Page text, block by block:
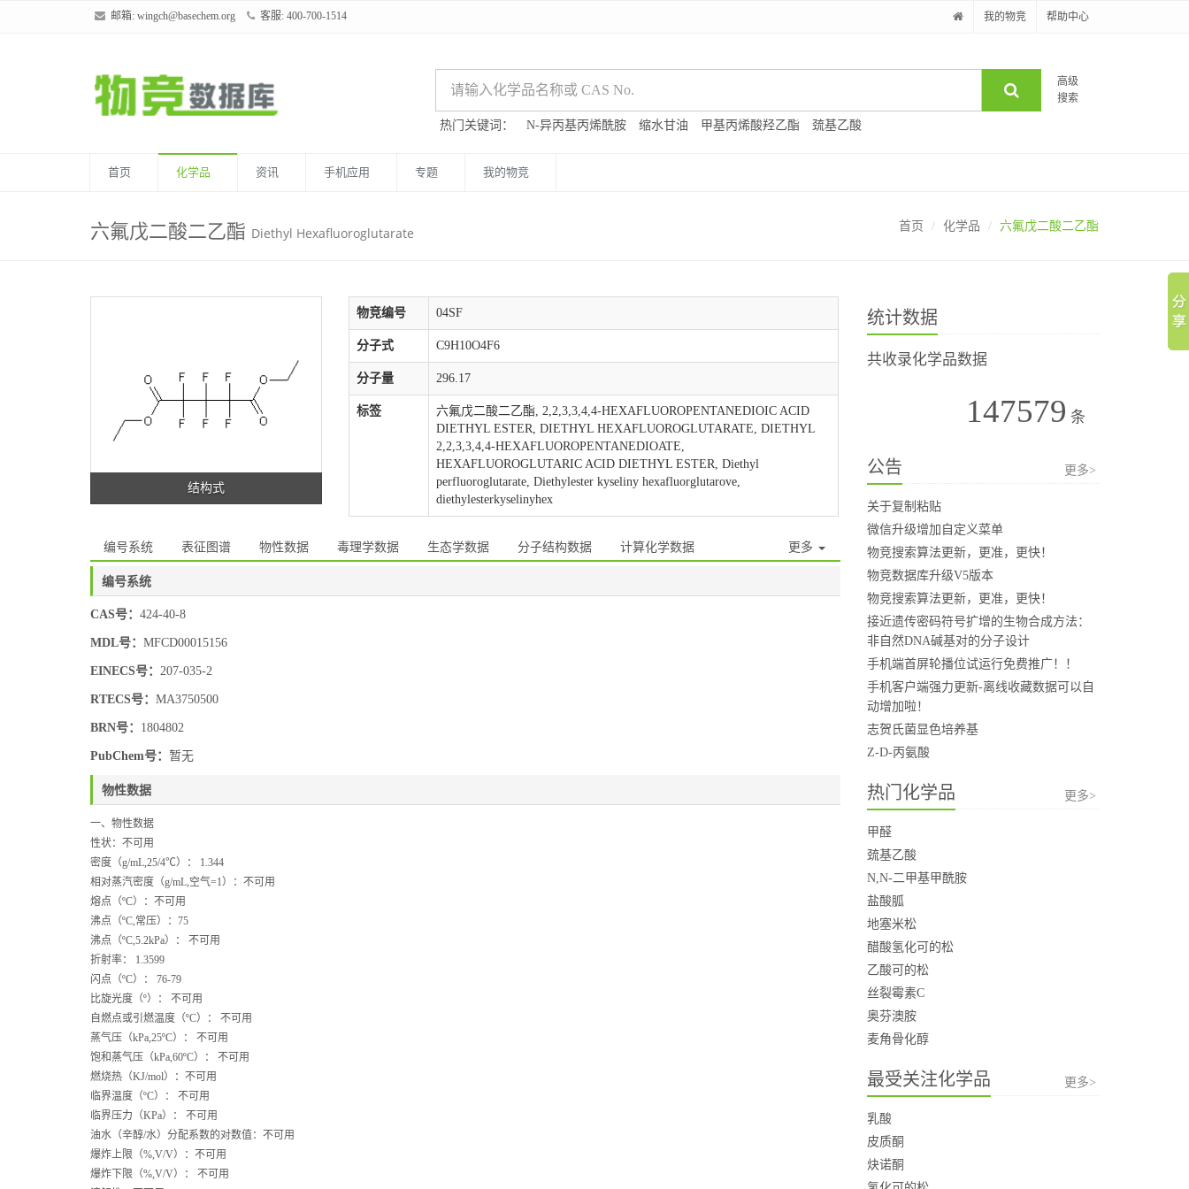
邮箱: wingch@basechem.org 客服: 400-700-1514 我的物竞 帮助中心
高级
搜索
热门关键词： N-异丙基丙烯酰胺 缩水甘油 甲基丙烯酸羟乙酯 巯基乙酸
首页 化学品 资讯 手机应用 专题 我的物竞
六氟戊二酸二乙酯 Diethyl Hexafluoroglutarate 首页 化学品 六氟戊二酸二乙酯
结构式
物竞编号 04SF
分子式 C9H10O4F6
分子量 296.17
标签
六氟戊二酸二乙酯, 2,2,3,3,4,4-HEXAFLUOROPENTANEDIOIC ACID
DIETHYL ESTER, DIETHYL HEXAFLUOROGLUTARATE, DIETHYL
2,2,3,3,4,4-HEXAFLUOROPENTANEDIOATE,
HEXAFLUOROGLUTARIC ACID DIETHYL ESTER, Diethyl
perfluoroglutarate, Diethylester kyseliny hexafluorglutarove,
diethylesterkyselinyhex
编号系统 表征图谱 物性数据 毒理学数据 生态学数据 分子结构数据 计算化学数据 更多
编号系统
CAS号： 424-40-8
MDL号： MFCD00015156
EINECS号： 207-035-2
RTECS号： MA3750500
BRN号： 1804802
PubChem号： 暂无
物性数据
一、物性数据
性状： 不可用
密度（g/mL,25/4℃）： 1.344
相对蒸汽密度（g/mL,空气=1）
： 不可用
熔点（ºC）： 不可用
沸点（ºC,常压）： 75
沸点（ºC,5.2kPa）： 不可用
折射率： 1.3599
闪点（ºC）： 76-79
比旋光度（º）： 不可用
自燃点或引燃温度（ºC）： 不可用
蒸气压（kPa,25ºC）： 不可用
饱和蒸气压（kPa,60ºC）： 不可用
燃烧热（KJ/mol）： 不可用
临界温度（ºC）： 不可用
临界压力（KPa）： 不可用
油水（辛醇/水）分配系数的对数值： 不可用
爆炸上限（%,V/V）： 不可用
爆炸下限（%,V/V）： 不可用
统计数据
共收录化学品数据
147579 条
公告 更多>
关于复制粘贴
微信升级增加自定义菜单
物竞搜索算法更新，更准，更快！
物竞数据库升级V5版本
物竞搜索算法更新，更准，更快！
接近遗传密码符号扩增的生物合成方法：
非自然DNA碱基对的分子设计
手机端首屏轮播位试运行免费推广！！
手机客户端强力更新-离线收藏数据可以自
动增加啦！
志贺氏菌显色培养基
Z-D-丙氨酸
热门化学品 更多>
甲醛
巯基乙酸
N,N-二甲基甲酰胺
盐酸胍
地塞米松
醋酸氢化可的松
乙酸可的松
丝裂霉素C
奥芬澳胺
麦角骨化醇
最受关注化学品 更多>
乳酸
皮质酮
炔诺酮